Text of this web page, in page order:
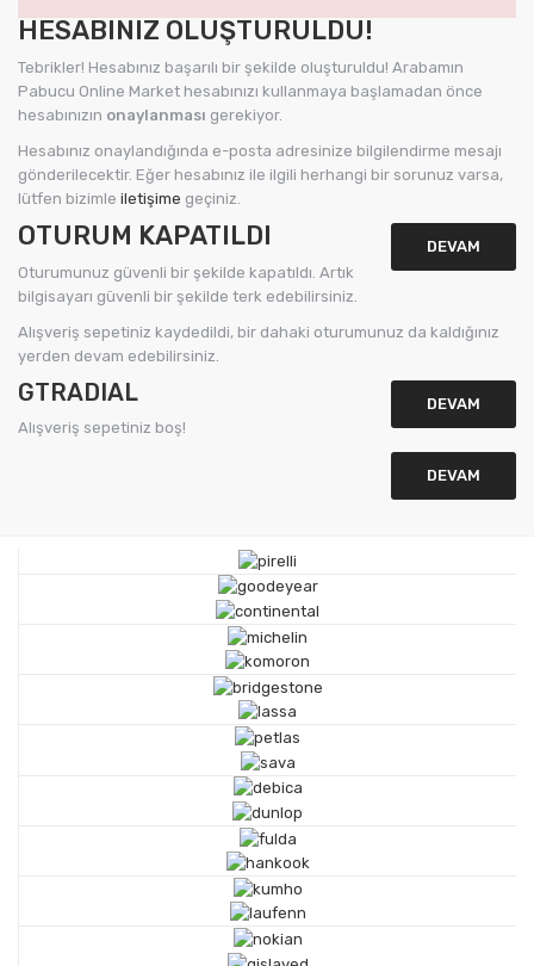
HESABINIZ OLUŞTURULDU!
Tebrikler! Hesabınız başarılı bir şekilde oluşturuldu! Arabamın
Pabucu Online Market hesabınızı kullanmaya başlamadan önce
hesabınızın onaylanması gerekiyor.
Hesabınız onaylandığında e-posta adresinize bilgilendirme mesajı
gönderilecektir. Eğer hesabınız ile ilgili herhangi bir sorunuz varsa,
lütfen bizimle iletişime geçiniz.
DEVAM
OTURUM KAPATILDI
Oturumunuz güvenli bir şekilde kapatıldı. Artık
bilgisayarı güvenli bir şekilde terk edebilirsiniz.
Alışveriş sepetiniz kaydedildi, bir dahaki oturumunuz da kaldığınız
yerden devam edebilirsiniz.
DEVAM
GTRADIAL
Alışveriş sepetiniz boş!
DEVAM